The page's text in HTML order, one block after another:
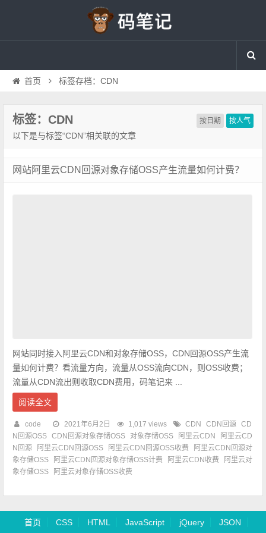
首页 标签存档：CDN
按日期 按人气
标签：CDN
以下是与标签“CDN”相关联的文章
网站阿里云CDN回源对象存储OSS产生流量如何计费？
网站同时接入阿里云CDN和对象存储OSS，CDN回源OSS产生流
量如何计费？看流量方向，流量从OSS流向CDN，则OSS收费；
流量从CDN流出则收取CDN费用，码笔记来 ...
阅读全文
code 2021年6月2日 1,017 views CDN CDN回源 CD
N回源OSS CDN回源对象存储OSS 对象存储OSS 阿里云CDN
阿里云CD
N回源
阿里云CDN回源OSS 阿里云CDN回源OSS收费
阿里云CDN回源对
象存储OSS
阿里云CDN回源对象存储OSS计费 阿里云CDN收费
阿里云对
象存储OSS
阿里云对象存储OSS收费
首页 CSS HTML JavaScript jQuery JSON